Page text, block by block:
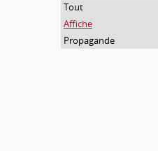
Tout
Affiche
Propagande